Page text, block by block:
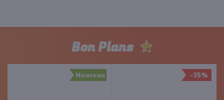
Bon Plans
Nouveau -35%